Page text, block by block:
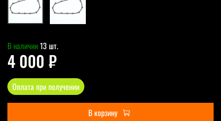
В наличии13 шт.
4 000 ₽
Оплата при получении
В корзину